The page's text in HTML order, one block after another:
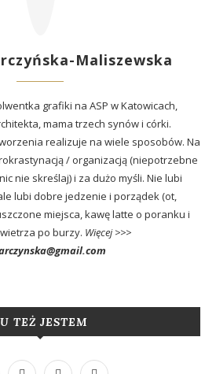
Maliszewska
grafiki na ASP w Katowicach,
mama trzech synów i córki.
realizuje na wiele sposobów. Na
/ organizacją (niepotrzebne
nie skreślaj) i za dużo myśli. Nie lubi
lubi dobre jedzenie i porządek (ot,
miejsca, kawę latte o poranku i
po burzy. Więcej >>>
TEŻ JESTEM